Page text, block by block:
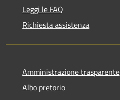
Leggi le FAQ
Richiesta assistenza
Amministrazione trasparente
Albo pretorio